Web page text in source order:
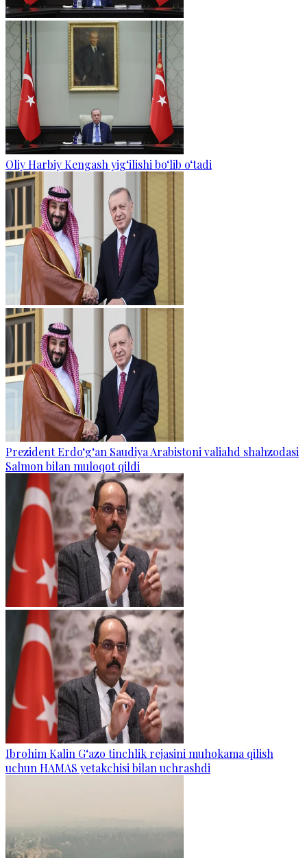
Oliy Harbiy Kengash yig‘ilishi bo‘lib o‘tadi
Prezident Erdo‘g‘an Saudiya Arabistoni valiahd shahzodasi
Salmon bilan muloqot qildi
Ibrohim Kalin G‘azo tinchlik rejasini muhokama qilish
uchun HAMAS yetakchisi bilan uchrashdi